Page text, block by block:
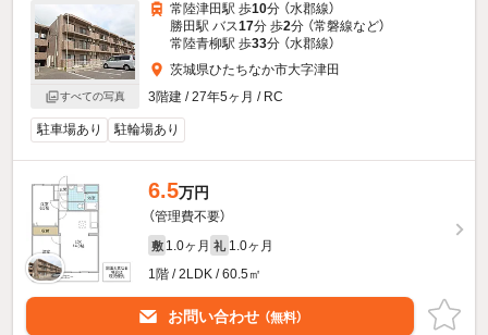
すべての写真
常陸津田駅 歩10分 （水郡線）
勝田駅 バス17分 歩2分 （常磐線など）
常陸青柳駅 歩33分 （水郡線）
茨城県ひたちなか市大字津田
3階建 / 27年5ヶ月 / RC
駐車場あり 駐輪場あり
6.5万円
（管理費不要）
敷 1.0ヶ月 礼 1.0ヶ月
1階 / 2LDK / 60.5㎡
お問い合わせ （無料）